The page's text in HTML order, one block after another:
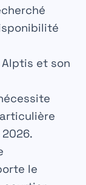
et son
le